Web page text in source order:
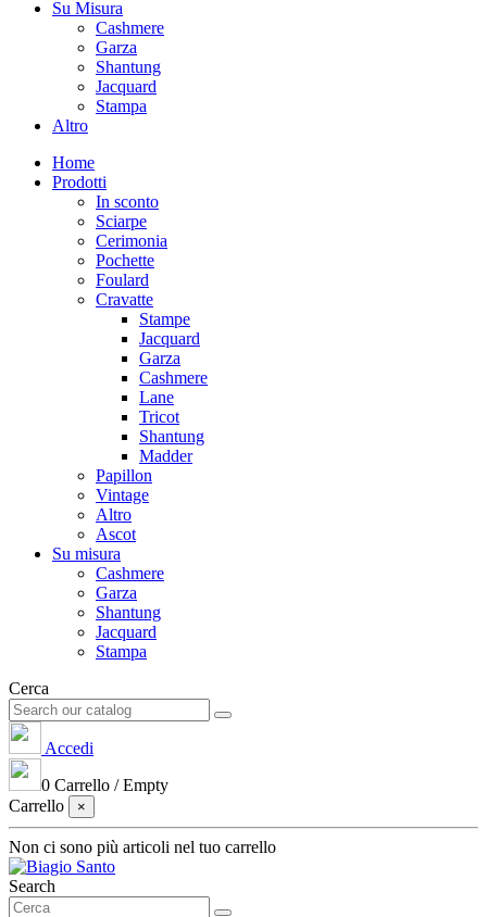
Su Misura
Cashmere
Garza
Shantung
Jacquard
Stampa
Altro
Home
Prodotti
In sconto
Sciarpe
Cerimonia
Pochette
Foulard
Cravatte
Stampe
Jacquard
Garza
Cashmere
Lane
Tricot
Shantung
Madder
Papillon
Vintage
Altro
Ascot
Su misura
Cashmere
Garza
Shantung
Jacquard
Stampa
Cerca
Accedi
0 Carrello /Empty
Carrello
×
Non ci sono più articoli nel tuo carrello
Search